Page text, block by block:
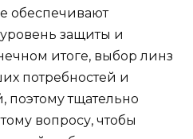
обеспечивают
уровень защиты и
итоге, выбор линз
потребностей и
поэтому тщательно
вопросу, чтобы